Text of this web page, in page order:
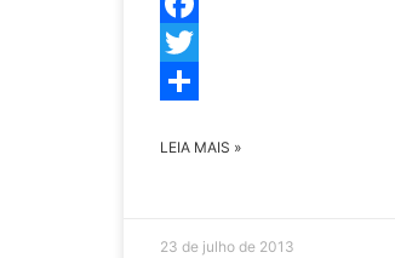
Facebook
Twitter
LEIA MAIS »
23 de julho de 2013